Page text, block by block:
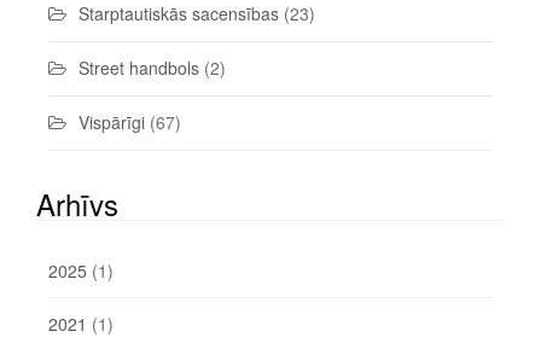
Starptautiskās sacensības (23)
Street handbols (2)
Vispārīgi (67)
Arhīvs
2025 (1)
2021 (1)